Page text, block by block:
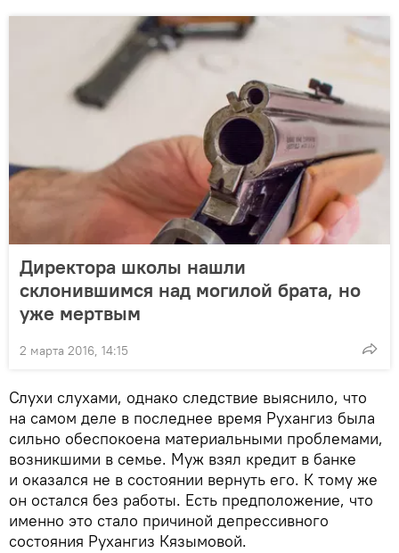
Директора школы нашли
склонившимся над могилой брата, но
уже мертвым
2 марта 2016, 14:15
Слухи слухами, однако следствие выяснило, что
на самом деле в последнее время Рухангиз была
сильно обеспокоена материальными проблемами,
возникшими в семье. Муж взял кредит в банке
и оказался не в состоянии вернуть его. К тому же
он остался без работы. Есть предположение, что
именно это стало причиной депрессивного
состояния Рухангиз Кязымовой.